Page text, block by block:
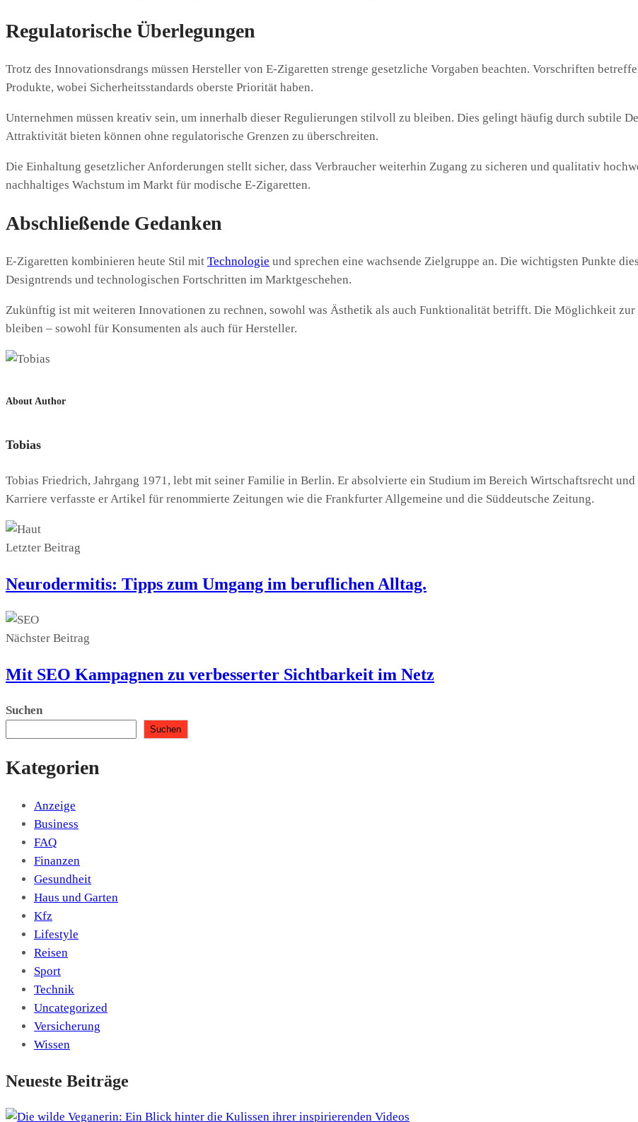
Regulatorische Überlegungen
Trotz des Innovationsdrangs müssen Hersteller von E-Zigaretten strenge gesetzliche Vorgaben beachten. Vorschriften
Produkte, wobei Sicherheitsstandards oberste Priorität haben.
Unternehmen müssen kreativ sein, um innerhalb dieser Regulierungen stilvoll zu bleiben. Dies gelingt häufig durch subtile
Attraktivität bieten können ohne regulatorische Grenzen zu überschreiten.
Die Einhaltung gesetzlicher Anforderungen stellt sicher, dass Verbraucher weiterhin Zugang zu sicheren und qualitativ
nachhaltiges Wachstum im Markt für modische E-Zigaretten.
Abschließende Gedanken
E-Zigaretten kombinieren heute Stil mit Technologie und sprechen eine wachsende Zielgruppe an. Die wichtigsten Punkte
Designtrends und technologischen Fortschritten im Marktgeschehen.
Zukünftig ist mit weiteren Innovationen zu rechnen, sowohl was Ästhetik als auch Funktionalität betrifft. Die Möglichkeit
bleiben – sowohl für Konsumenten als auch für Hersteller.
About Author
Tobias
Tobias Friedrich, Jahrgang 1971, lebt mit seiner Familie in Berlin. Er absolvierte ein Studium im Bereich Wirtschaftsrecht
Karriere verfasste er Artikel für renommierte Zeitungen wie die Frankfurter Allgemeine und die Süddeutsche Zeitung.
Letzter Beitrag
Neurodermitis: Tipps zum Umgang im beruflichen Alltag.
Nächster Beitrag
Mit SEO Kampagnen zu verbesserter Sichtbarkeit im Netz
Suchen
Suchen
Kategorien
Anzeige
Business
FAQ
Finanzen
Gesundheit
Haus und Garten
Kfz
Lifestyle
Reisen
Sport
Technik
Uncategorized
Versicherung
Wissen
Neueste Beiträge